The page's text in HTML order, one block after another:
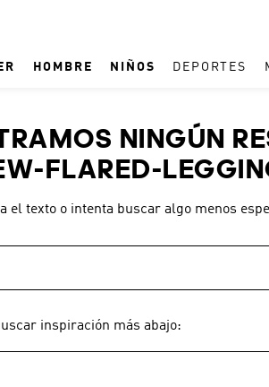
HOMBRE NIÑOS DEPORTES
NINGÚN
FLARED-
el texto o intenta buscar algo menos
inspiración más abajo:
1.
4.